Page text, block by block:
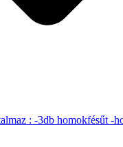
: -3db homokfésűt -